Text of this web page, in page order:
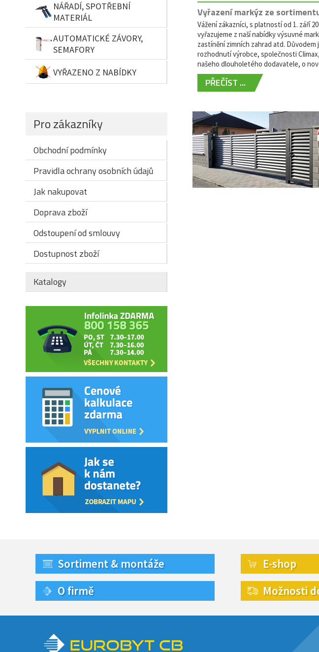
NÁŘADÍ, SPOTŘEBNÍ
MATERIÁL
AUTOMATICKÉ ZÁVORY,
SEMAFORY
VYŘAZENO Z NABÍDKY
Pro zákazníky
Obchodní podmínky
Pravidla ochrany osobních údajů
Jak nakupovat
Doprava zboží
Odstoupení od smlouvy
Dostupnost zboží
Katalogy
Vyřazení markýz ze
Vážení zákazníci, s platností od 1. září
vyřazujeme z naší nabídky výsuvné
zastínění zimních zahrad atd. Důvodem
rozhodnutí výrobce, společnosti Climax,
našeho dlouholetého dodavatele, o
PŘEČÍST ...
Sortiment & montáže
O firmě
E-shop
Možnosti